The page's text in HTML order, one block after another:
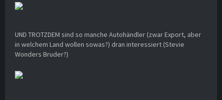
UND TROTZDEM sind so manche Autohändler (zwar Export, aber
in welchem Land wollen sowas?) dran interessiert (Stevie
Wonders Bruder?)